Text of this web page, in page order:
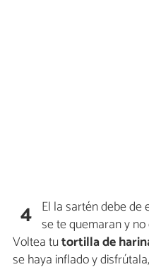
4 El la sartén debe de
se te quemaran y
Voltea tutortilla de
se haya inflado y